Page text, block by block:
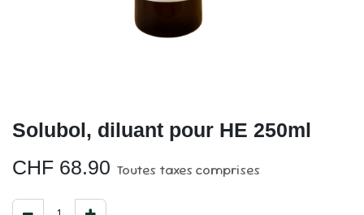
Solubol, diluant pour HE 250ml
CHF 68.90 Toutes taxes comprises